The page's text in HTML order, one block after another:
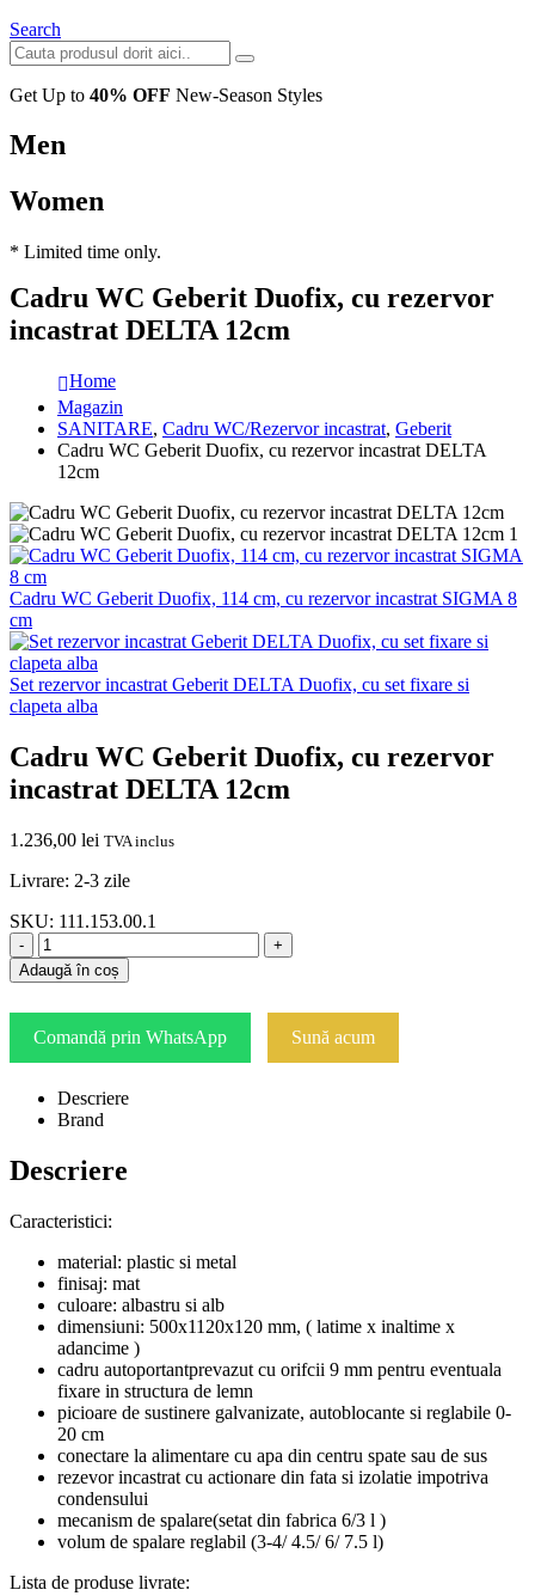
Search
Get Up to 40% OFF New-Season Styles
Men
Women
* Limited time only.
Cadru WC Geberit Duofix, cu rezervor
incastrat DELTA 12cm
Home
Magazin
SANITARE, Cadru WC/Rezervor incastrat, Geberit
Cadru WC Geberit Duofix, cu rezervor incastrat DELTA
12cm
Cadru WC Geberit Duofix, 114 cm, cu rezervor incastrat SIGMA 8
cm
Set rezervor incastrat Geberit DELTA Duofix, cu set fixare si
clapeta alba
Cadru WC Geberit Duofix, cu rezervor
incastrat DELTA 12cm
1.236,00 lei TVA inclus
Livrare: 2-3 zile
SKU: 111.153.00.1
-
+
Adaugă în coș
Comandă prin WhatsApp Sună acum
Descriere
Brand
Descriere
Caracteristici:
material: plastic si metal
finisaj: mat
culoare: albastru si alb
dimensiuni: 500x1120x120 mm, ( latime x inaltime x
adancime )
cadru autoportantprevazut cu orifcii 9 mm pentru eventuala
fixare in structura de lemn
picioare de sustinere galvanizate, autoblocante si reglabile 0-
20 cm
conectare la alimentare cu apa din centru spate sau de sus
rezevor incastrat cu actionare din fata si izolatie impotriva
condensului
mecanism de spalare(setat din fabrica 6/3 l )
volum de spalare reglabil (3-4/ 4.5/ 6/ 7.5 l)
Lista de produse livrate: